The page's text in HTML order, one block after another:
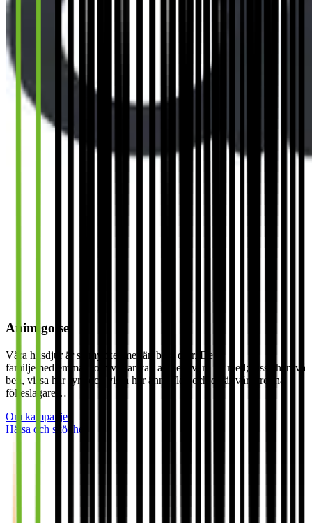
Animigo.se
Våra husdjur är så mycket mer än bara djur. De är
familjemedlemmar som vi har valt att dela våra liv med; vissa har två
ben, vissa har fyra och vissa har ännu fler, och de är våra trogna
följeslagare…
Om kampanjen
Hälsa och skönhet